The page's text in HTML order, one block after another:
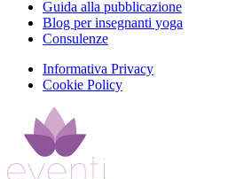
Guida alla pubblicazione
Blog per insegnanti yoga
Consulenze
Informativa Privacy
Cookie Policy